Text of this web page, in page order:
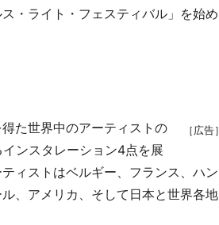
・ライト・フェスティバル」を始め
［広告］
た世界中のアーティストの
ンスタレーション4点を展
ィストはベルギー、フランス、ハン
、アメリカ、そして日本と世界各地